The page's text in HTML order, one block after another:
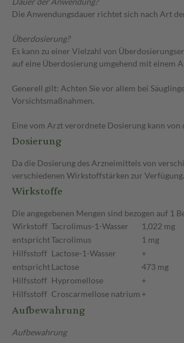
Die Anwendungsdauer richtet sich nach Art
Überdosierung?
Es kann zu einer Vielzahl von
auf eine Überdosierung umgehend mit einem
Generell gilt: Achten Sie vor allem bei
Vorsichtsmaßnahmen.
Eine vom Arzt verordnete Dosierung kann
Dosierung
Da die Dosierung des Arzneimittels von
verschiedenen Wirkstoffstärken zur
Wirkstoffe
Die angegebenen Mengen sind bezogen auf 1
Wirkstoff Tacrolimus-1-Wasser
1,022 mg
entsprichtTacrolimus
1 mg
Hilfsstoff Lactose-1-Wasser
+
entsprichtLactose
473 mg
Hilfsstoff Hypromellose
+
Hilfsstoff Croscarmellose natrium +
Aufbewahrung
Aufbewahrung